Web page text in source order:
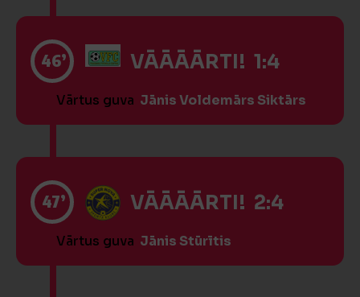
46’ VĀĀĀĀRTI! 1:4
Vārtus guva Jānis Voldemārs Siktārs
47’ VĀĀĀĀRTI! 2:4
Vārtus guva Jānis Stūrītis